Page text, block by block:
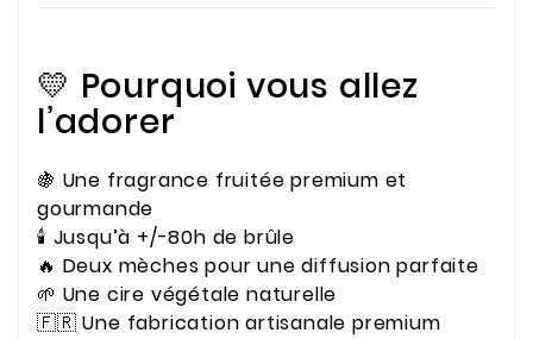
💛 Pourquoi vous allez
l’adorer
🍇 Une fragrance fruitée premium et
gourmande
🕯️ Jusqu’à +/-80h de brûle
🔥 Deux mèches pour une diffusion parfaite
🌱 Une cire végétale naturelle
🇫🇷 Une fabrication artisanale premium